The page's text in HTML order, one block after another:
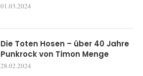
01.03.2024
Die Toten Hosen – über 40 Jahre
Punkrock von Timon Menge
28.02.2024